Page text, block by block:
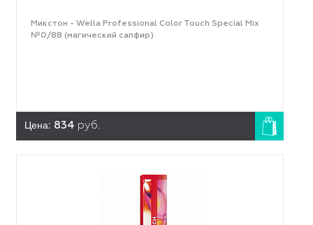
Микстон - Wella Professional Color Touch Special Mix
№0/88 (магический сапфир)
Цена: 834 руб.